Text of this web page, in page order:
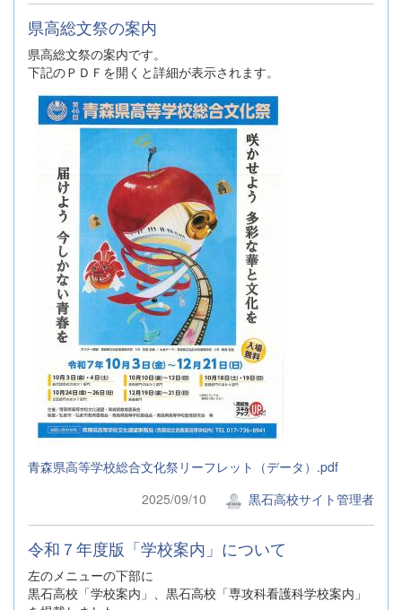
県高総文祭の案内
県高総文祭の案内です。
下記のＰＤＦを開くと詳細が表示されます。
青森県高等学校総合文化祭リーフレット（データ）.pdf
2025/09/10
黒石高校サイト管理者
令和７年度版「学校案内」について
左のメニューの下部に
黒石高校「学校案内」、黒石高校「専攻科看護科学校案内」